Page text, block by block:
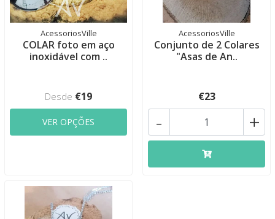
AcessoriosVille
COLAR foto em aço
inoxidável com ..
Desde €19
VER OPÇÕES
AcessoriosVille
Conjunto de 2 Colares
"Asas de An..
€23
+
-